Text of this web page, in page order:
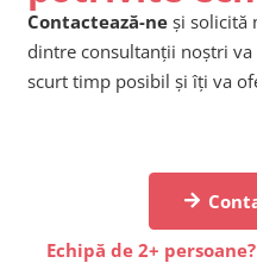
Contactează-ne și solicită
dintre consultanții noștri
scurt timp posibil și îți va
Echipă de 2+